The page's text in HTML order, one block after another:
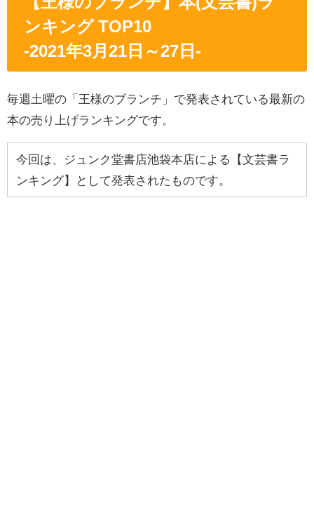
ンキング TOP10
-2021年3月21日～27日 -
毎週土曜の「王様のブランチ」で発表されている最新の
本の売り上げランキングです。
今回は、ジュンク堂書店池袋本店による【文芸書ラ
ンキング】として発表されたものです。